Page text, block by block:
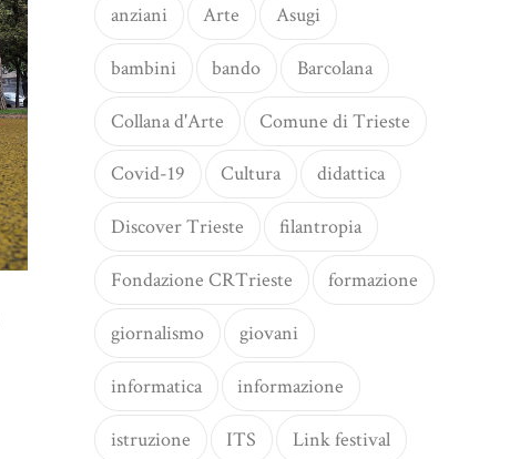
anziani Arte Asugi
bambini bando Barcolana
Collana d'Arte Comune di Trieste
Covid-19 Cultura didattica
Discover Trieste filantropia
Fondazione CRTrieste formazione
giornalismo giovani
informatica informazione
istruzione ITS Link festival